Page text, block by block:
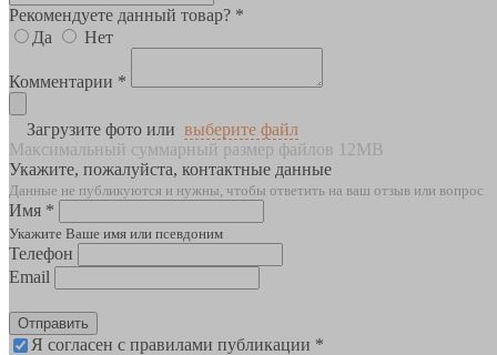
Рекомендуете данный товар? *
Да
Нет
Комментарии *
Загрузите фото или выберите файл
Максимальный суммарный размер файлов 12MB
Укажите, пожалуйста, контактные данные
Данные не публикуются и нужны, чтобы ответить на ваш отзыв или вопрос
Имя *
Укажите Ваше имя или псевдоним
Телефон
Email
Отправить
Я согласен с правилами публикации *